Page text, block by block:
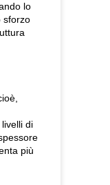
lo
sforzo
di
più